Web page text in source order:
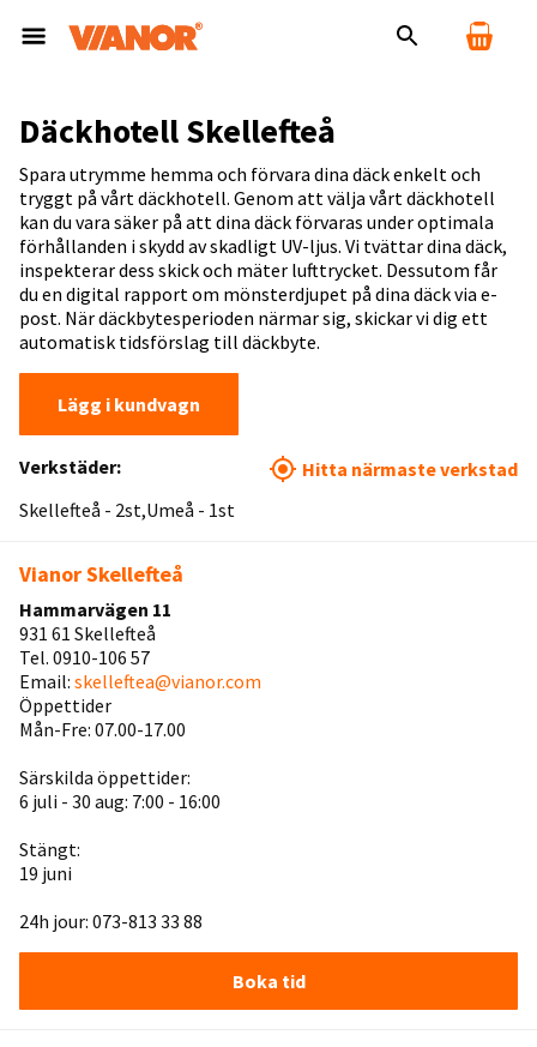
Däckhotell Skellefteå
Spara utrymme hemma och förvara dina däck enkelt och
tryggt på vårt däckhotell. Genom att välja vårt däckhotell
kan du vara säker på att dina däck förvaras under optimala
förhållanden i skydd av skadligt UV-ljus. Vi tvättar dina däck,
inspekterar dess skick och mäter lufttrycket. Dessutom får
du en digital rapport om mönsterdjupet på dina däck via e-
post. När däckbytesperioden närmar sig, skickar vi dig ett
automatisk tidsförslag till däckbyte.
Lägg i kundvagn
Verkstäder:
Skellefteå - 2st Umeå - 1st
Hitta närmaste verkstad
Vianor Skellefteå
Hammarvägen 11
931 61 Skellefteå
Tel. 0910-106 57
Email: skelleftea@vianor.com
Öppettider
Mån-Fre: 07.00-17.00
Särskilda öppettider:
6 juli - 30 aug: 7:00 - 16:00
Stängt:
19 juni
24h jour: 073-813 33 88
Boka tid